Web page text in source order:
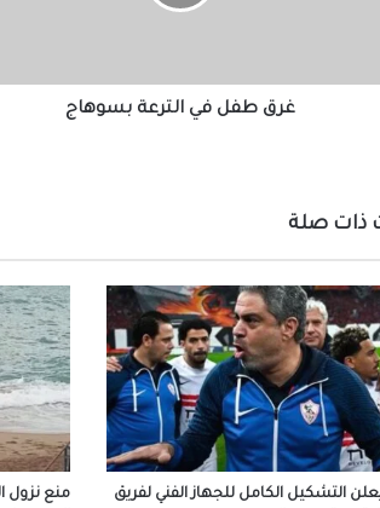
غرق طفل في الترعة بسوهاج
ذات صلة
التشكيل الكامل للجهاز الفني لفريق
منع نزول